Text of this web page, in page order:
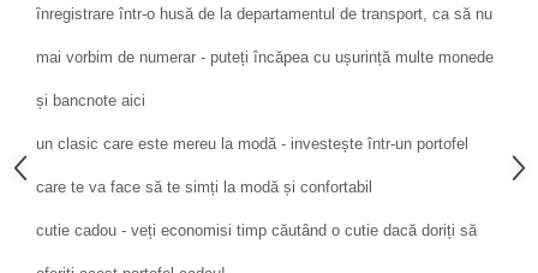
înregistrare într-o husă de la departamentul de transport, ca să nu
mai vorbim de numerar - puteți încăpea cu ușurință multe monede
și bancnote aici
un clasic care este mereu la modă - investește într-un portofel
care te va face să te simți la modă și confortabil
cutie cadou - veți economisi timp căutând o cutie dacă doriți să